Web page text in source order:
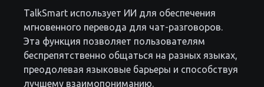
TalkSmart использует ИИ для обеспечения
мгновенного перевода для чат-разговоров.
Эта функция позволяет пользователям
беспрепятственно общаться на разных языках,
преодолевая языковые барьеры и способствуя
лучшему взаимопониманию.